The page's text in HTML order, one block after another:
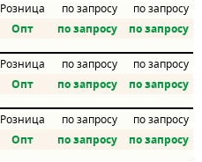
Розница по запросу
по запросу
Опт по запросу по запросу
Розница по запросу
по запросу
Опт по запросу по запросу
Розница по запросу
по запросу
Опт по запросу по запросу